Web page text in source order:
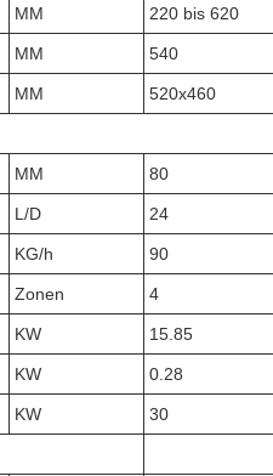
MM 220 bis 620
MM 540
MM 520x460
MM 80
L/D 24
KG/h 90
Zonen 4
KW 15.85
KW 0.28
KW 30